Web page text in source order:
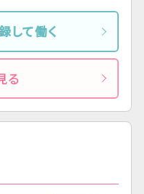
して働く
る